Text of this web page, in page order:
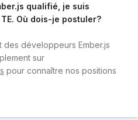
qualifié, je suis
Où dois-je postuler?
des développeurs Ember.js
sur
pour connaître nos positions